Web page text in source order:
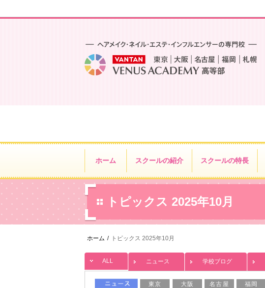
ホーム スクールの紹介 スクールの特長
トピックス 2025年10月
ホーム / トピックス 2025年10月
ALL ニュース 学校ブログ
東京 大阪 名古屋 福岡